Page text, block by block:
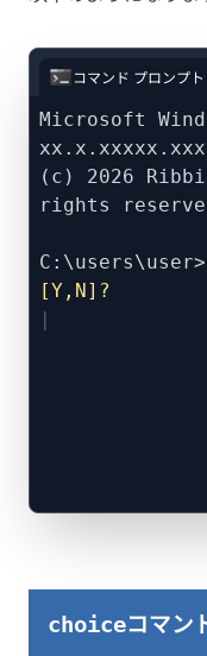
コマンド プロンプト
Microsoft
(c) 2026
rights
C:\users\user>
[Y,N]?
choiceコマン